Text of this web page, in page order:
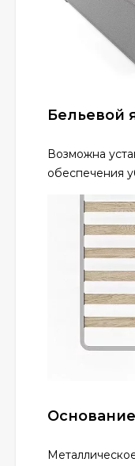
Бельевой
Возможна
обеспечения